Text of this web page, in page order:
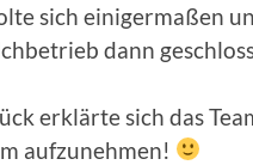
sich einigermaßen
dann
erklärte sich das
aufzunehmen!